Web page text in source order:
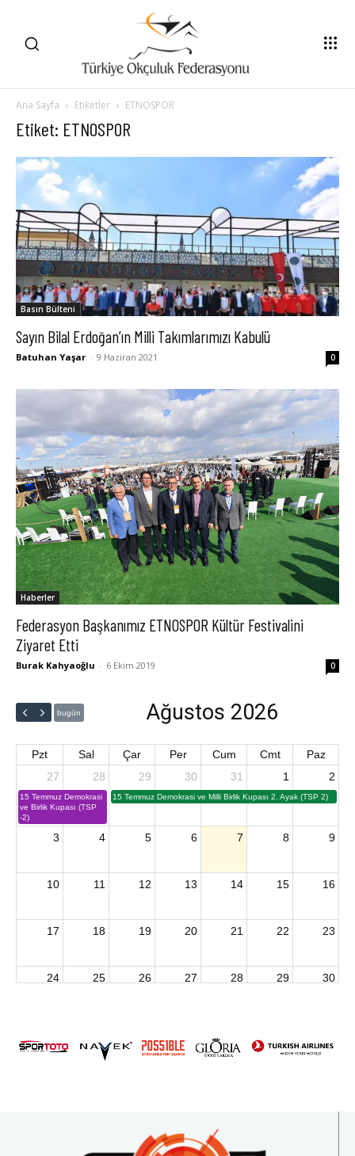
Ana Sayfa Etiketler ETNOSPOR
Etiket: ETNOSPOR
Basın Bülteni
Sayın Bilal Erdoğan’ın Milli Takımlarımızı Kabulü
Batuhan Yaşar - 9 Haziran 2021 0
Haberler
Federasyon Başkanımız ETNOSPOR Kültür Festivalini
Ziyaret Etti
Burak Kahyaoğlu - 6 Ekim 2019 0
bugün Ağustos 2026
Pzt Sal Çar Per Cum Cmt
Paz
27
15 Temmuz Demokrasi
ve Birlik Kupası (TSP
-2)
28 29
15 Temmuz Demokrasi ve Milli Birlik Kupası 2. Ayak (TSP 2)
30 31 1 2
3 4 5 6 7 8 9
10 11 12 13 14 15 16
17 18 19 20 21 22 23
24 25 26 27 28 29 30